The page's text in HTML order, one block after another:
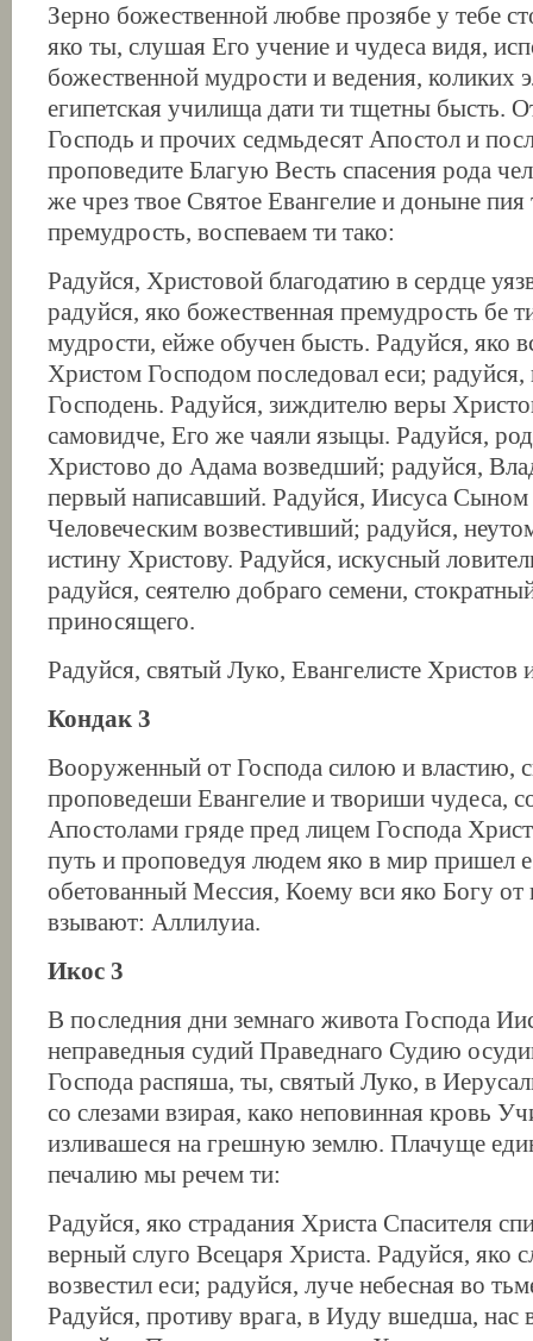
Зерно божественной любве прозябе у тебе
яко ты, слушая Его учение и чудеса видя,
божественной мудрости и ведения, коликих
египетская училища дати ти тщетны бысть.
Господь и прочих седмьдесят Апостол и
проповедите Благую Весть спасения рода
же чрез твое Святое Евангелие и доныне
премудрость, воспеваем ти тако:
Радуйся, Христовой благодатию в сердце
радуйся, яко божественная премудрость бе
мудрости, ейже обучен бысть. Радуйся, яко
Христом Господом последовал еси; радуйся,
Господень. Радуйся, зиждителю веры
самовидче, Его же чаяли языцы. Радуйся,
Христово до Адама возведший; радуйся,
первый написавший. Радуйся, Иисуса
Человеческим возвестивший; радуйся,
истину Христову. Радуйся, искусный
радуйся, сеятелю добраго семени,
приносящего.
Радуйся, святый Луко, Евангелисте Христов
Кондак 3
Вооруженный от Господа силою и властию,
проповедеши Евангелие и твориши чудеса,
Апостолами гряде пред лицем Господа
путь и проповедуя людем яко в мир пришел
обетованный Мессия, Коему вси яко Богу от
взывают: Аллилуиа.
Икос 3
В последния дни земнаго живота Господа
неправедныя судий Праведнаго Судию
Господа распяша, ты, святый Луко, в
со слезами взирая, како неповинная кровь
изливашеся на грешную землю. Плачуще
печалию мы речем ти:
Радуйся, яко страдания Христа Спасителя
верный слуго Всецаря Христа. Радуйся, яко
возвестил еси; радуйся, луче небесная во
Радуйся, противу врага, в Иуду вшедша,